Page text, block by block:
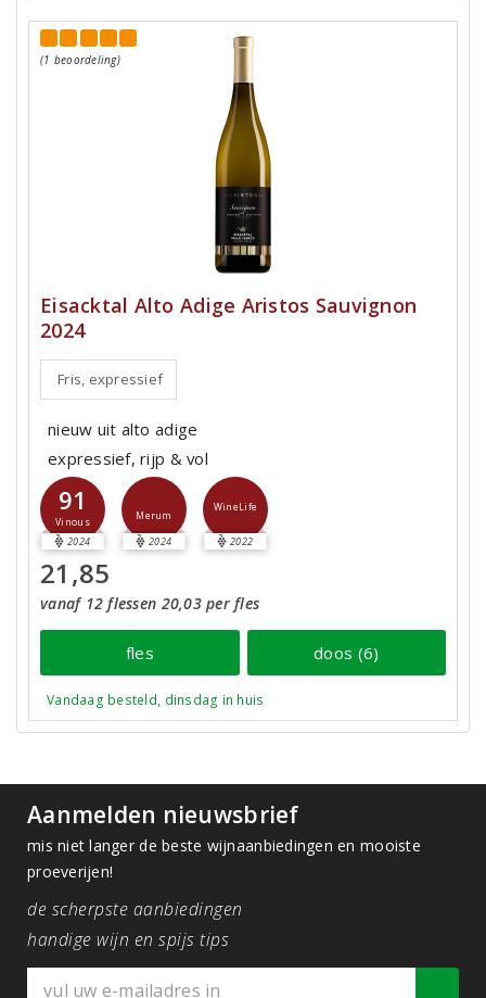
(1 beoordeling)
Eisacktal Alto Adige Aristos Sauvignon
2024
Fris, expressief
nieuw uit alto adige
expressief, rijp & vol
91
Vinous
2024
Merum
2024
WineLife
2022
21,85
vanaf 12 flessen 20,03 per fles
fles doos (6)
Vandaag besteld, dinsdag in huis
Aanmelden nieuwsbrief
mis niet langer de beste wijnaanbiedingen en mooiste
proeverijen!
de scherpste aanbiedingen
handige wijn en spijs tips